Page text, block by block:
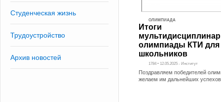
Студенческая жизнь
Трудоустройство
Архив новостей
ОЛИМПИАДА
Итоги
олимпиады КТИ для
школьников
1784 • 12.05.2025 - Институт
Поздравляем победителей
желаем им дальнейших